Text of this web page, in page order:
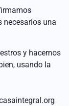
necesarios una
y hacernos
usando la